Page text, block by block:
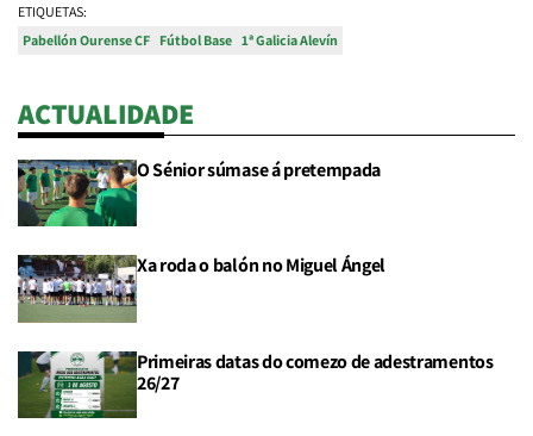
ETIQUETAS:
Pabellón Ourense CF Fútbol Base 1ª Galicia Alevín
ACTUALIDADE
O Sénior súmase á pretempada
Xa roda o balón no Miguel Ángel
Primeiras datas do comezo de adestramentos
26/27